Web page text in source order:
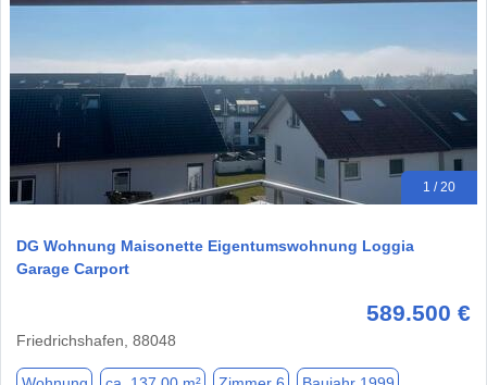
1 / 20
DG Wohnung Maisonette Eigentumswohnung Loggia
Garage Carport
589.500 €
Friedrichshafen, 88048